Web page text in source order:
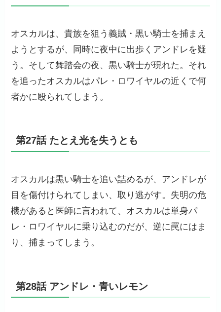
オスカルは、貴族を狙う義賊・黒い騎士を捕まえ
ようとするが、同時に夜中に出歩くアンドレを疑
う。そして舞踏会の夜、黒い騎士が現れた。それ
を追ったオスカルはパレ・ロワイヤルの近くで何
者かに殴られてしまう。
第27話 たとえ光を失うとも
オスカルは黒い騎士を追い詰めるが、アンドレが
目を傷付けられてしまい、取り逃がす。失明の危
機があると医師に言われて、オスカルは単身パ
レ・ロワイヤルに乗り込むのだが、逆に罠にはま
り、捕まってしまう。
第28話 アンドレ・青いレモン